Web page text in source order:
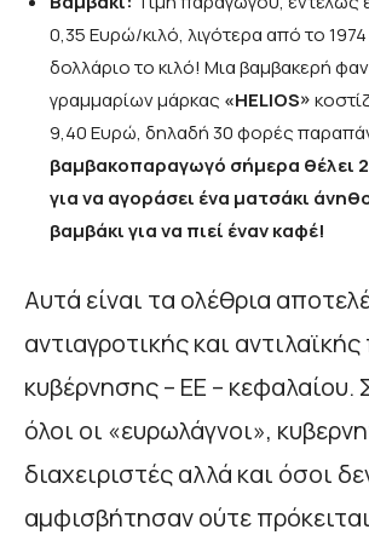
0,35 Ευρώ/κιλό, λιγότερα από το
δολλάριο το κιλό! Μια βαμβακερή
γραμμαρίων μάρκας «HELIOS»
9,40 Ευρώ, δηλαδή 30 φορές
βαμβακοπαραγωγό σήμερα θέλει 2
για να αγοράσει ένα ματσάκι
βαμβάκι για να πιεί έναν καφέ!
Αυτά είναι τα ολέθρια
αντιαγροτικής και
κυβέρνησης – ΕΕ – κεφαλαίου.
όλοι οι «ευρωλάγνοι»,
διαχειριστές αλλά και όσοι
αμφισβήτησαν ούτε